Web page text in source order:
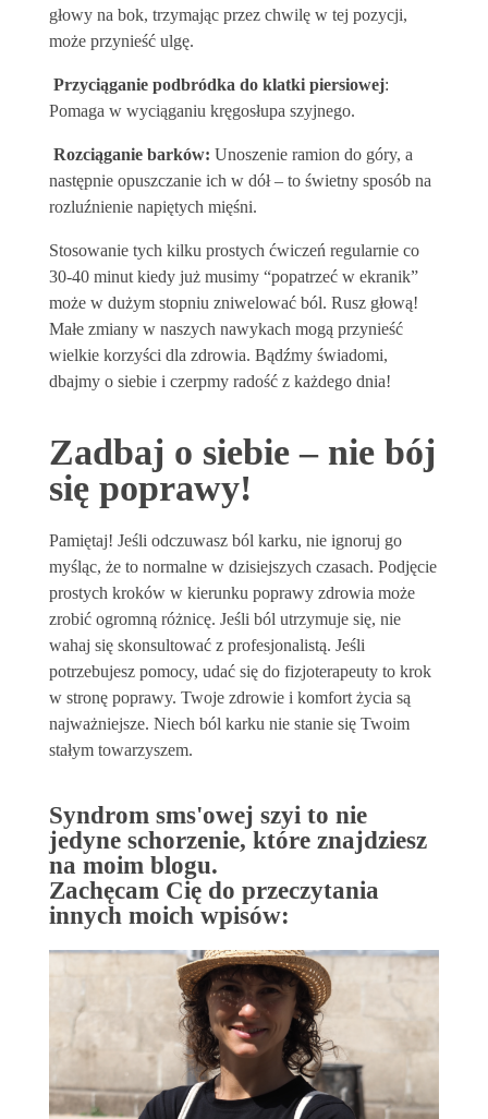
głowy na bok, trzymając przez chwilę w tej pozycji,
może przynieść ulgę.
Przyciąganie podbródka do klatki piersiowej:
Pomaga w wyciąganiu kręgosłupa szyjnego.
Rozciąganie barków: Unoszenie ramion do góry, a
następnie opuszczanie ich w dół – to świetny sposób na
rozluźnienie napiętych mięśni.
Stosowanie tych kilku prostych ćwiczeń regularnie co
30-40 minut kiedy już musimy “popatrzeć w ekranik”
może w dużym stopniu zniwelować ból. Rusz głową!
Małe zmiany w naszych nawykach mogą przynieść
wielkie korzyści dla zdrowia. Bądźmy świadomi,
dbajmy o siebie i czerpmy radość z każdego dnia!
Zadbaj o siebie – nie bój
się poprawy!
Pamiętaj! Jeśli odczuwasz ból karku, nie ignoruj go
myśląc, że to normalne w dzisiejszych czasach. Podjęcie
prostych kroków w kierunku poprawy zdrowia może
zrobić ogromną różnicę. Jeśli ból utrzymuje się, nie
wahaj się skonsultować z profesjonalistą. Jeśli
potrzebujesz pomocy, udać się do fizjoterapeuty to krok
w stronę poprawy. Twoje zdrowie i komfort życia są
najważniejsze. Niech ból karku nie stanie się Twoim
stałym towarzyszem.
Syndrom sms'owej szyi to nie
jedyne schorzenie, które znajdziesz
na moim blogu.
Zachęcam Cię do przeczytania
innych moich wpisów: